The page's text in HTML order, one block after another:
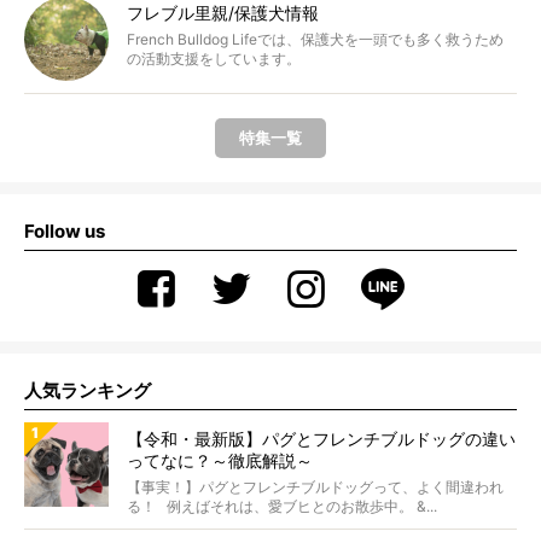
フレブル里親/保護犬情報
French Bulldog Lifeでは、保護犬を一頭でも多く救うため
の活動支援をしています。
特集一覧
Follow us
人気ランキング
【令和・最新版】パグとフレンチブルドッグの違い
ってなに？～徹底解説～
【事実！】パグとフレンチブルドッグって、よく間違われ
る！ 例えばそれは、愛ブヒとのお散歩中。 &...